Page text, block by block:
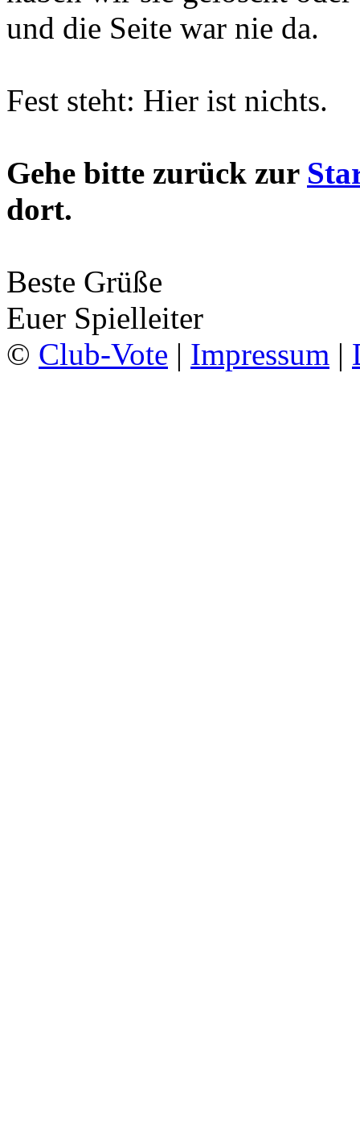
und die Seite war nie da.
Fest steht: Hier ist nichts.
Gehe bitte zurück zur
dort.
Beste Grüße
Euer Spielleiter
© Club-Vote | Impressum |